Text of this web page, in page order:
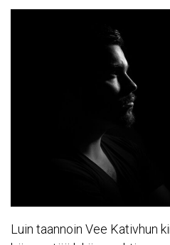
Luin taannoin Vee Kativhun